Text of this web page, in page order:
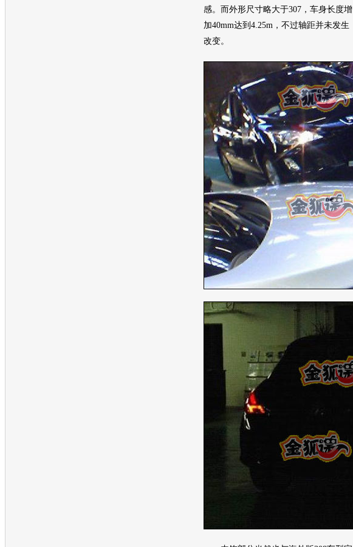
感。而外形尺寸略大于307，车身长度增
加40mm达到4.25m，不过轴距并未发生
改变。